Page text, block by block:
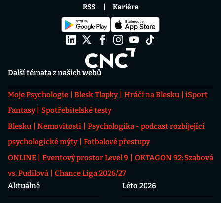
Další témata z našich webů
Moje Psychologie Blesk Tlapky Hráči na Blesku
iSport
Fantasy
Spotřebitelské testy
Blesku
Nemovitosti
Psychologika - podcast rozbíjející
psychologické mýty
Fotbalové přestupy
ONLINE
Eventový prostor Level 9
OKTAGON 92: Szabová
vs. Pudilová
Chance Liga 2026/27
Aktuálně
Léto 2026
RSS Kariéra